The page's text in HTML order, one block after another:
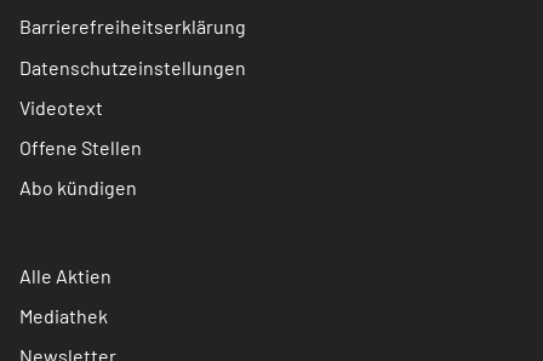
Barrierefreiheitserklärung
Datenschutzeinstellungen
Videotext
Offene Stellen
Abo kündigen
Alle Aktien
Mediathek
Newsletter